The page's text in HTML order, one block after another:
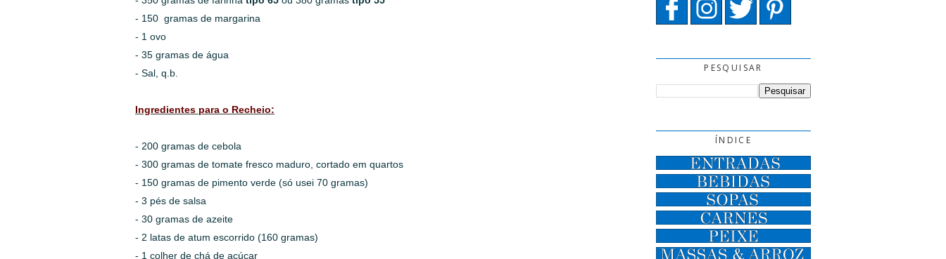
- 150 gramas de margarina
- 1 ovo
- 35 gramas de água
- Sal, q.b.
Ingredientes para o Recheio:
- 200 gramas de cebola
- 300 gramas de tomate fresco maduro, cortado em quartos
- 150 gramas de pimento verde (só usei 70 gramas)
- 3 pés de salsa
- 30 gramas de azeite
- 2 latas de atum escorrido (160 gramas)
- 1 colher de chá de açúcar
PESQUISAR
ÍNDICE